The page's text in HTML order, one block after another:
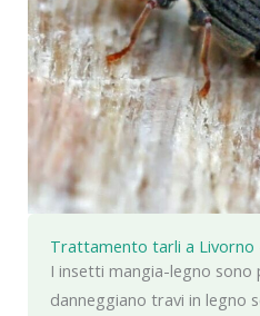
Trattamento tarli a Livorno
I insetti mangia-legno sono
danneggiano travi in legno